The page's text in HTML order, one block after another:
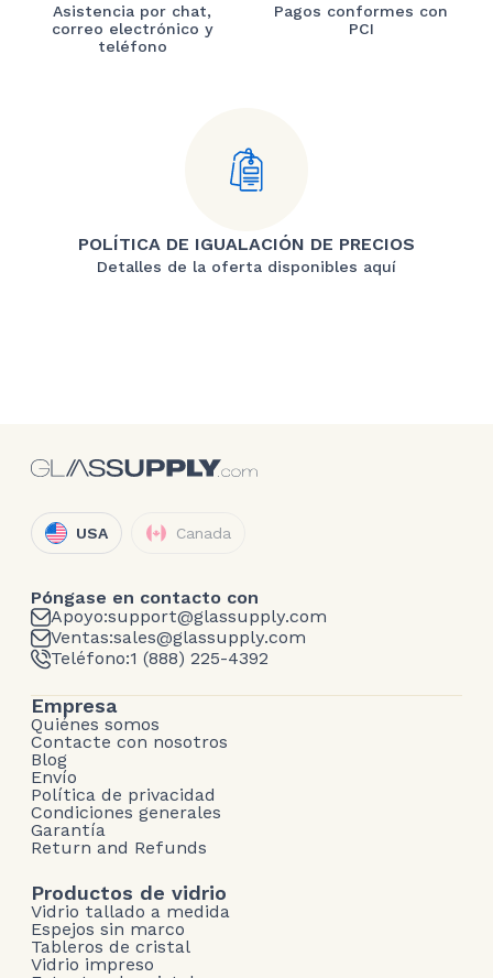
Asistencia por chat,
correo electrónico y
teléfono
Pagos conformes con
PCI
POLÍTICA DE IGUALACIÓN DE PRECIOS
Detalles de la oferta disponibles aquí
USA Canada
Póngase en contacto con
Apoyo:support@glassupply.com
Ventas:sales@glassupply.com
Teléfono:1 (888) 225-4392
Empresa
Quiénes somos
Contacte con nosotros
Blog
Envío
Política de privacidad
Condiciones generales
Garantía
Return and Refunds
Productos de vidrio
Vidrio tallado a medida
Espejos sin marco
Tableros de cristal
Vidrio impreso